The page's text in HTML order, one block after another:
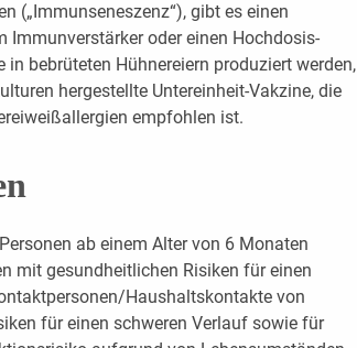
(„Immunseneszenz“), gibt es einen
oder einen Hochdosis-
bebrüteten Hühnereiern produziert werden,
hergestellte Untereinheit-Vakzine, die
empfohlen ist.
ab einem Alter von 6 Monaten
mit gesundheitlichen Risiken für einen
Haushaltskontakte von
für einen schweren Verlauf sowie für